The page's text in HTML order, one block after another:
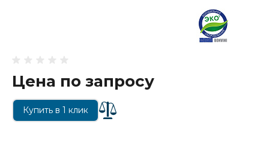
Цена по запросу
Купить в 1 клик